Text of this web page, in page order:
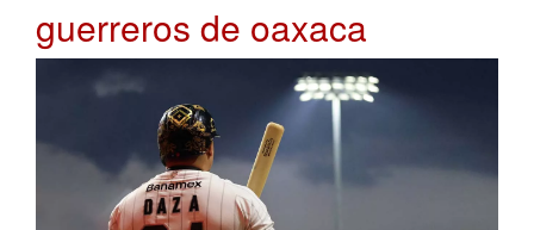
guerreros de oaxaca